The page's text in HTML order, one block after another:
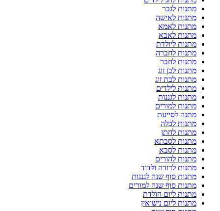
מתנות לגבר
מתנות לאישה
מתנות לאמא
מתנות לאבא
מתנות ליולדת
מתנות לחברה
מתנות לחבר
מתנות לבן זוג
מתנות לבת זוג
מתנות לילדים
מתנות לגננות
מתנות למורים
מתנה לסייעת
מתנות לכלה
מתנות לחתן
מתנות לסבתא
מתנות לסבא
מתנות להורים
מתנות לדודה ולדוד
מתנות סוף שנה לגננות
מתנות סוף שנה למורים
מתנות ליום הולדת
מתנות ליום נישואין